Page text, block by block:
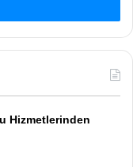
Hizmetlerinden